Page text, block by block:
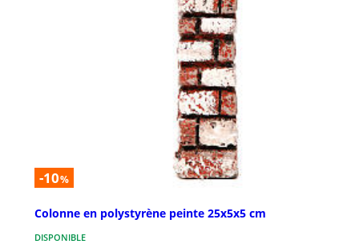
-10%
Colonne en polystyrène peinte 25x5x5 cm
DISPONIBLE